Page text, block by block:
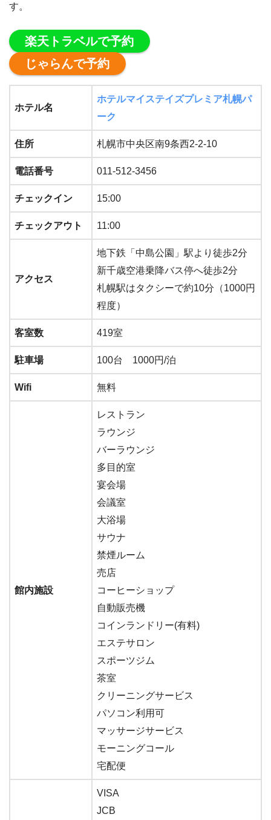
す。
楽天トラベルで予約
じゃらんで予約
ホテル名
ホテルマイステイズプレミア札幌パ
ーク
住所 札幌市中央区南9条西2-2-10
電話番号 011-512-3456
チェックイン 15:00
チェックアウト 11:00
アクセス
地下鉄「中島公園」駅より徒歩2分
新千歳空港乗降バス停へ徒歩2分
札幌駅はタクシーで約10分（1000円
程度）
客室数 419室
駐車場 100台 1000円/泊
Wifi 無料
館内施設
レストラン
ラウンジ
バーラウンジ
多目的室
宴会場
会議室
大浴場
サウナ
禁煙ルーム
売店
コーヒーショップ
自動販売機
コインランドリー(有料)
エステサロン
スポーツジム
茶室
クリーニングサービス
パソコン利用可
マッサージサービス
モーニングコール
宅配便
VISA
JCB